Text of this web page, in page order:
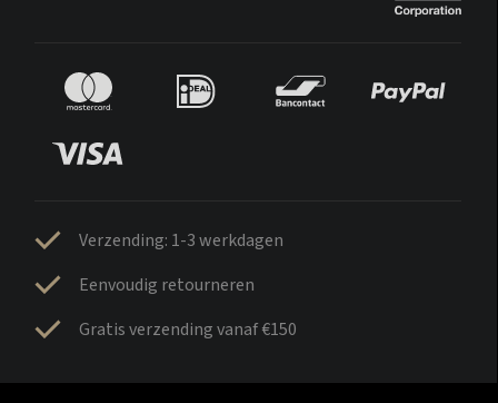
Verzending: 1-3 werkdagen
Eenvoudig retourneren
Gratis verzending vanaf €150